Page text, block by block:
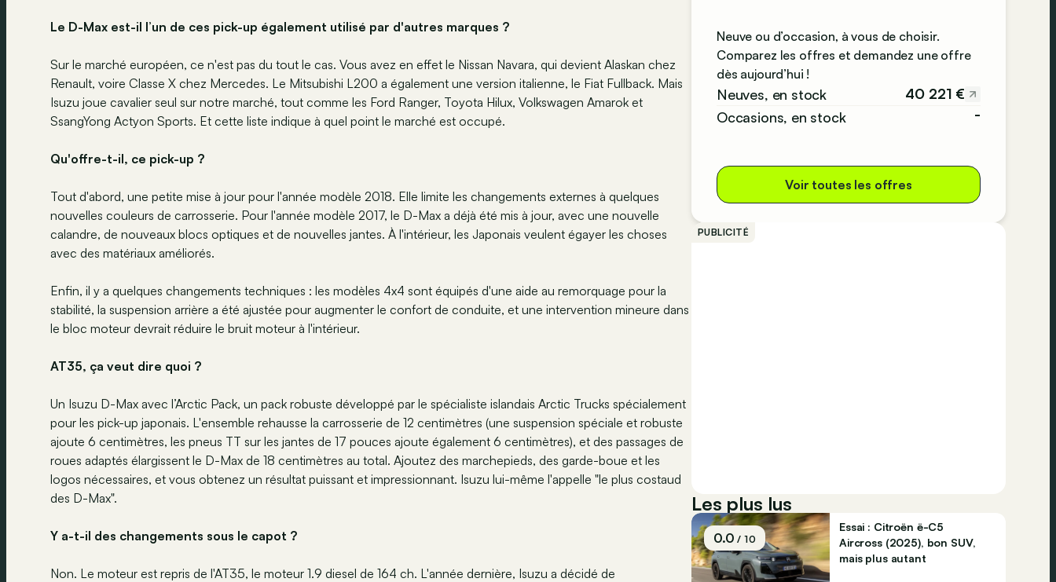
Le D-Max est-il l’un de ces pick-up également utilisé par d'autres marques ?
Sur le marché européen, ce n'est pas du tout le cas. Vous avez en effet le Nissan Navara, qui devient Alaskan chez
Renault, voire Classe X chez Mercedes. Le Mitsubishi L200 a également une version italienne, le Fiat Fullback. Mais
Isuzu joue cavalier seul sur notre marché, tout comme les Ford Ranger, Toyota Hilux, Volkswagen Amarok et
SsangYong Actyon Sports. Et cette liste indique à quel point le marché est occupé.
Qu'offre-t-il, ce pick-up ?
Tout d'abord, une petite mise à jour pour l'année modèle 2018. Elle limite les changements externes à quelques
nouvelles couleurs de carrosserie. Pour l'année modèle 2017, le D-Max a déjà été mis à jour, avec une nouvelle
calandre, de nouveaux blocs optiques et de nouvelles jantes. À l'intérieur, les Japonais veulent égayer les choses
avec des matériaux améliorés.
Enfin, il y a quelques changements techniques : les modèles 4x4 sont équipés d'une aide au remorquage pour la
stabilité, la suspension arrière a été ajustée pour augmenter le confort de conduite, et une intervention mineure dans
le bloc moteur devrait réduire le bruit moteur à l'intérieur.
AT35, ça veut dire quoi ?
Un Isuzu D-Max avec l’Arctic Pack, un pack robuste développé par le spécialiste islandais Arctic Trucks spécialement
pour les pick-up japonais. L'ensemble rehausse la carrosserie de 12 centimètres (une suspension spéciale et robuste
ajoute 6 centimètres, les pneus TT sur les jantes de 17 pouces ajoute également 6 centimètres), et des passages de
roues adaptés élargissent le D-Max de 18 centimètres au total. Ajoutez des marchepieds, des garde-boue et les
logos nécessaires, et vous obtenez un résultat puissant et impressionnant. Isuzu lui-même l'appelle "le plus costaud
des D-Max".
Y a-t-il des changements sous le capot ?
Non. Le moteur est repris de l'AT35, le moteur 1.9 diesel de 164 ch. L'année dernière, Isuzu a décidé de
Neuve ou d’occasion, à vous de choisir.
Comparez les offres et demandez une offre
dès aujourd’hui !
Neuves, en stock
40 221 €
Occasions, en stock
-
Voir toutes les offres
PUBLICITÉ
Les plus lus
0.0/ 10
Essai : Citroën ë-C5
Aircross (2025), bon SUV,
mais plus autant